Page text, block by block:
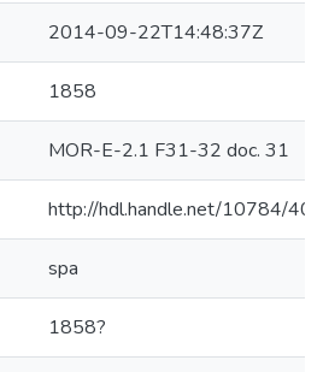
2014-09-22T14:48:37Z
1858
MOR-E-2.1 F31-32 doc. 31
http://hdl.handle.net/10784/
spa
1858?